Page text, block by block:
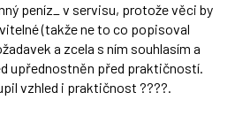
peníz_ v servisu, protože věci by
(takže ne to co popisoval
a zcela s ním souhlasím a
upřednostněn před praktičností.
vzhled i praktičnost ????.